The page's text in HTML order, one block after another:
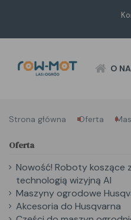
O
Strona główna Oferta
Oferta
Nowość! Roboty koszące z
technologią wizyjną AI
Maszyny ogrodowe
Akcesoria do Husqvarna